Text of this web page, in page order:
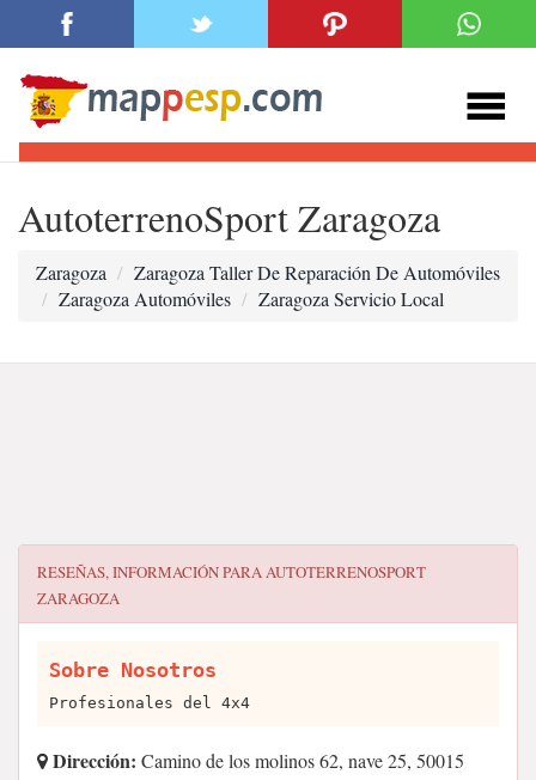
AutoterrenoSport Zaragoza
Zaragoza
Zaragoza Taller De Reparación De Automóviles
Zaragoza Automóviles
Zaragoza Servicio Local
RESEÑAS, INFORMACIÓN PARAAUTOTERRENOSPORT
ZARAGOZA
Sobre Nosotros
Profesionales del 4x4
Dirección: Camino de los molinos 62, nave 25, 50015